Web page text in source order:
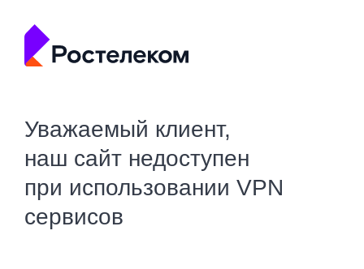
Уважаемый клиент,
наш сайт недоступен
при использовании VPN
сервисов